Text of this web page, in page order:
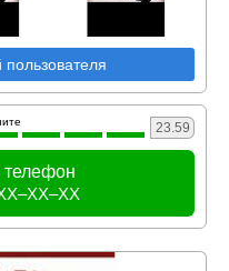
23.59
телефон